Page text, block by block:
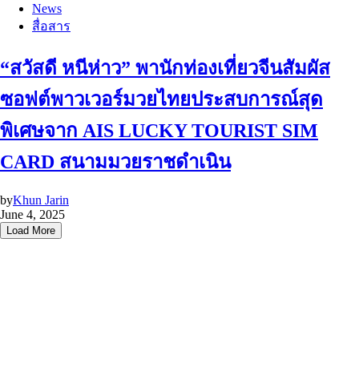
News
สื่อสาร
“สวัสดี หนีห่าว” พานักท่องเที่ยวจีนสัมผัส
ซอฟต์พาวเวอร์มวยไทยประสบการณ์สุด
พิเศษจาก AIS LUCKY TOURIST SIM
CARD สนามมวยราชดำเนิน
byKhun Jarin
June 4, 2025
Load More